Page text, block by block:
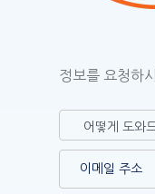
정보를 요청하